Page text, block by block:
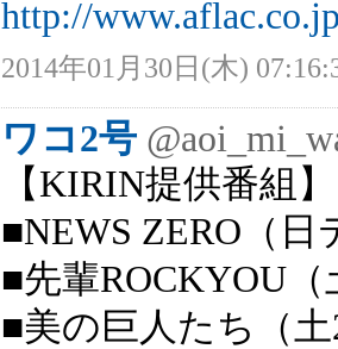
http://
2014年01月30日(木)
ワコ2号
【KIRIN提供番組】
■NEWS ZERO（日
■先輩ROCKYOU
■美の巨人たち（